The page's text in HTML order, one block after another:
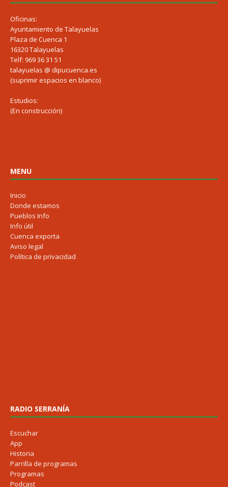
Oficinas:
Ayuntamiento de Talayuelas
Plaza de Cuenca 1
16320 Talayuelas
Telf: 969 36 31 51
talayuelas @ dipucuenca.es
(suprimir espacios en blanco)
Estudios:
(En construcción)
MENU
Inicio
Donde estamos
Pueblos Info
Info útil
Cuenca exporta
Aviso legal
Política de privacidad
RADIO SERRANÍA
Escuchar
App
Historia
Parrilla de programas
Programas
Podcast